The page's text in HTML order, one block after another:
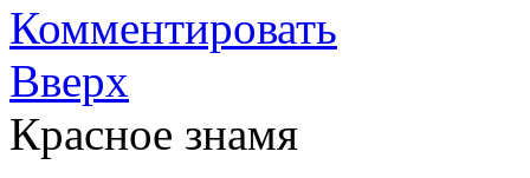
Комментировать
Вверх
Красное знамя